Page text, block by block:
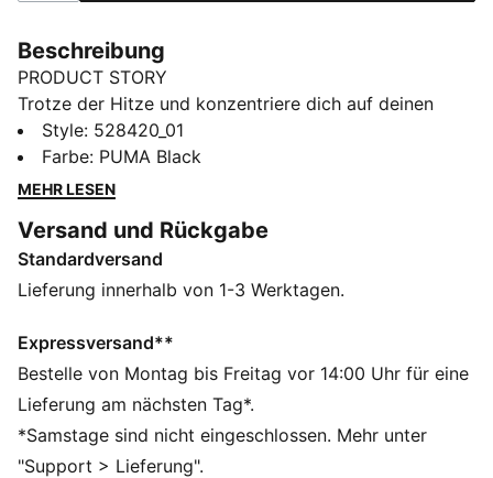
Beschreibung
PRODUCT STORY
Trotze der Hitze und konzentriere dich auf deinen
Lauf. Dieses Laufshirt besteht aus einem technischen
Material, das sofort für ein erfrischend kühles Gefühl
sorgt. Leicht, atmungsaktiv und stylish – dieses
FEATURES + VORTEILE
Hergestellt aus mindestens 50 % recycelten
Materialien.
Passform: Regulär
Hauptmaterial: Piqué
Ausschnitt: Rundhalsausschnitt
Ärmellos
Länge: Regulär
Style: 528420_01
Farbe: PUMA Black
MEHR LESEN
Versand und Rückgabe
Standardversand
Lieferung innerhalb von 1-3 Werktagen.
Expressversand**
Bestelle von Montag bis Freitag vor 14:00 Uhr für eine
Lieferung am nächsten Tag*.
*Samstage sind nicht eingeschlossen. Mehr unter
"Support > Lieferung".